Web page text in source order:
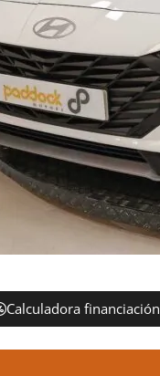
Calculadora financiación